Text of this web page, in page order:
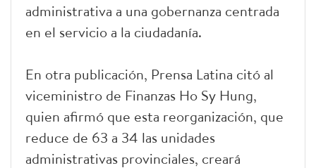
administrativa a una gobernanza centrada
en el servicio a la ciudadanía.
En otra publicación, Prensa Latina citó al
viceministro de Finanzas Ho Sy Hung,
quien afirmó que esta reorganización, que
reduce de 63 a 34 las unidades
administrativas provinciales, creará